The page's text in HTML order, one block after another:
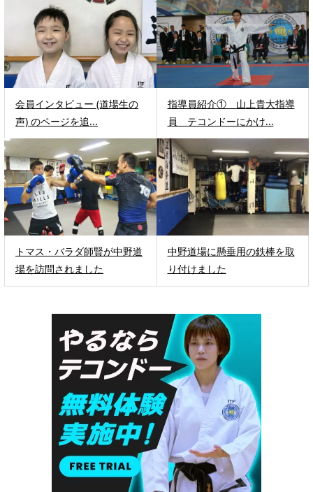
会員インタビュー (道場生の
声) のページを追...
指導員紹介① 山上貴大指導
員 テコンドーにかけ...
トマス・バラダ師賢が中野道
場を訪問されました
中野道場に懸垂用の鉄棒を取
り付けました